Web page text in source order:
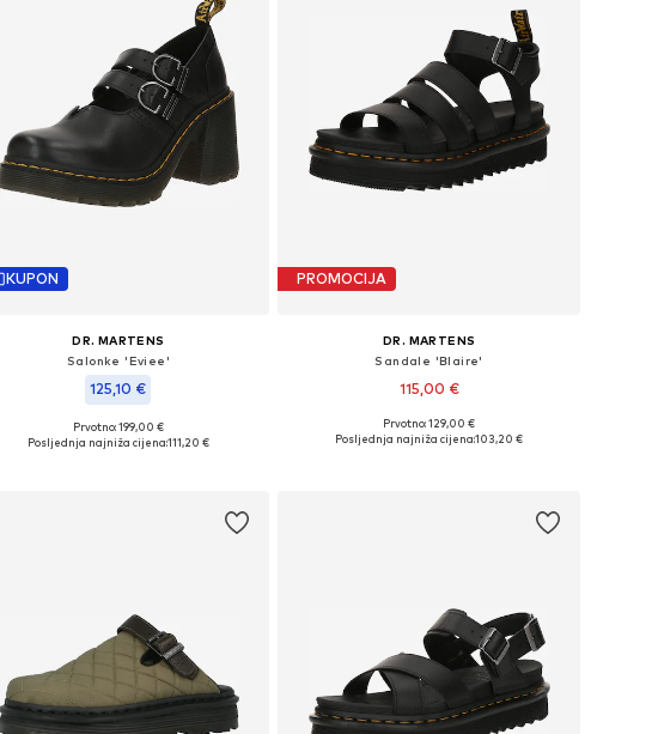
KUPON
DR. MARTENS
Salonke 'Eviee'
125,10 €
Dostupne veličine: 36, 38, 39, 40, 42, 43
Prvotno: 199,00 €
Posljednja najniža cijena:111,20 €
PROMOCIJA
DR. MARTENS
Sandale 'Blaire'
115,00 €
Dostupno u više veličina
Prvotno: 129,00 €
Posljednja najniža cijena:103,20 €